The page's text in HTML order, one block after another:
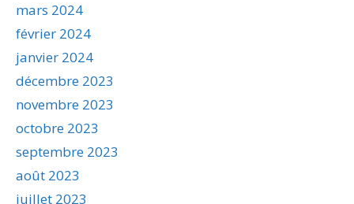
mars 2024
février 2024
janvier 2024
décembre 2023
novembre 2023
octobre 2023
septembre 2023
août 2023
juillet 2023